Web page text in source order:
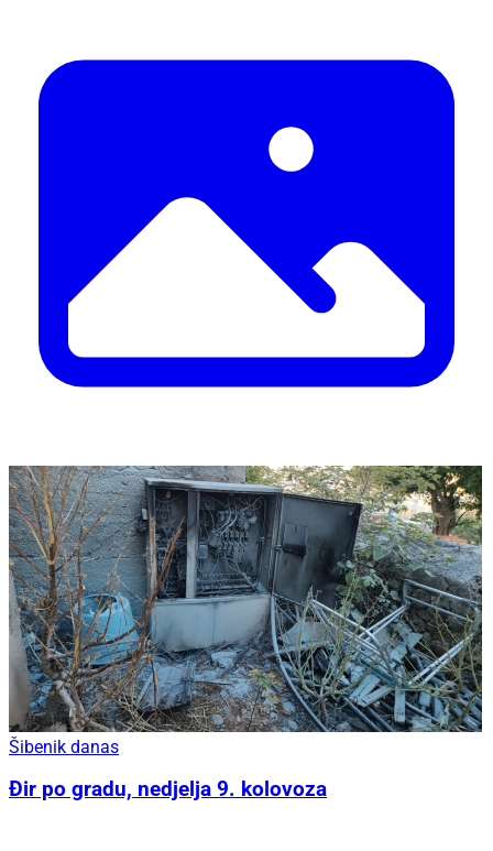
Šibenik danas
Đir po gradu, nedjelja 9. kolovoza